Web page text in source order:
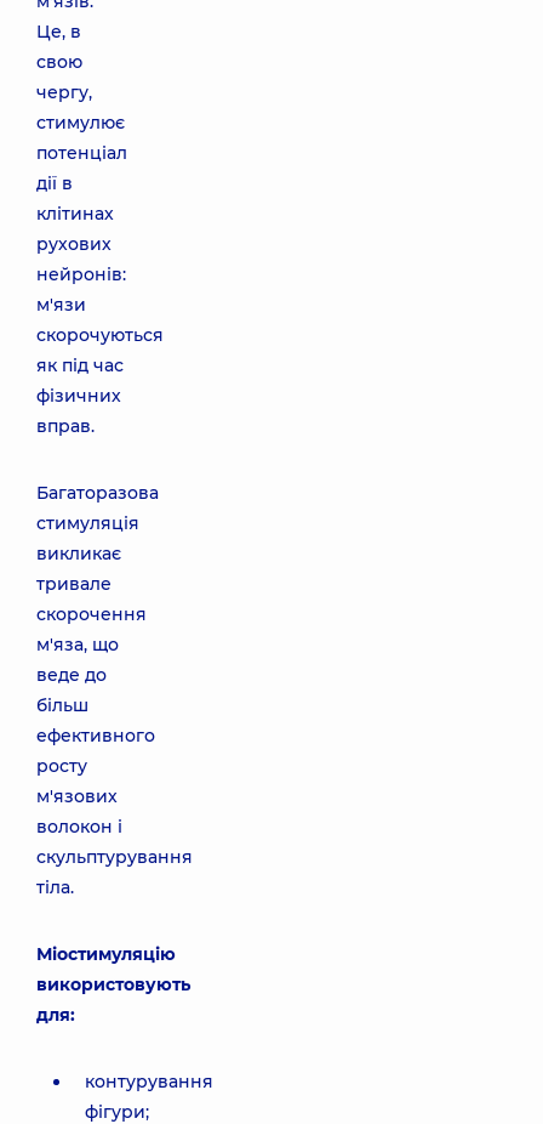
Це, в
свою
чергу,
стимулює
потенціал
дії в
клітинах
рухових
нейронів:
м'язи
скорочуються
як під час
фізичних
вправ.
Багаторазова
стимуляція
викликає
тривале
скорочення
м'яза, що
веде до
більш
ефективного
росту
м'язових
волокон і
скульптурування
тіла.
Міостимуляцію
використовують
для:
контурування
фігури;